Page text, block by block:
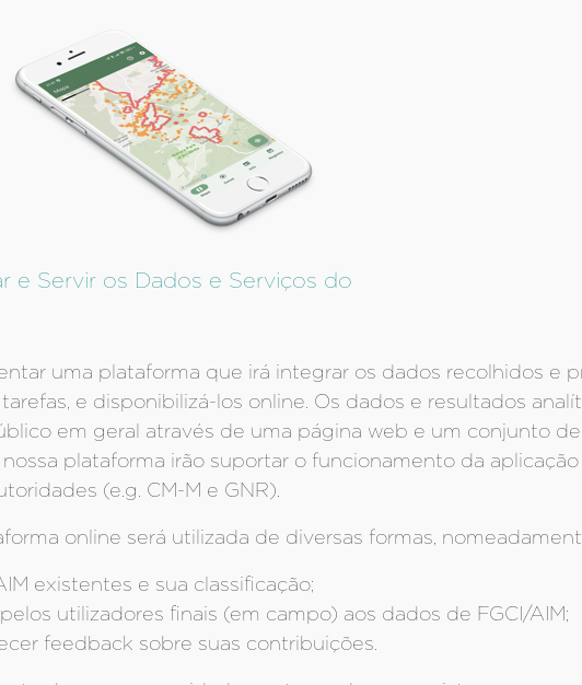
e Servir os Dados e Serviços do
uma plataforma que irá integrar os dados recolhidos e
e disponibilizá-los online. Os dados e resultados
em geral através de uma página web e um conjunto
plataforma irão suportar o funcionamento da
(e.g. CM-M e GNR).
online será utilizada de diversas formas,
existentes e sua classificação;
utilizadores finais (em campo) aos dados de FGCI/AIM;
feedback sobre suas contribuições.